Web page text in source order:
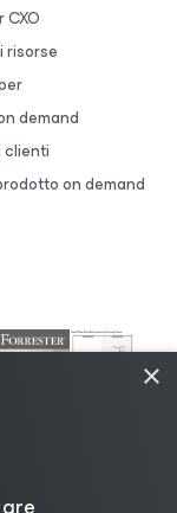
CXO
risorse
demand
clienti
on demand
×